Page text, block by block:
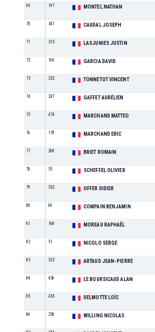
69 197 MONTEL NATHAN
70 341 CAUDAL JOSEPH
71 313 LASJUNIES JUSTIN
72 160 GARCIA DAVID
73 232 TONNETOT VINCENT
74 247 GAFFET AURÉLIEN
75 474 MARCHAND MATTEO
76 178 MARCHAND ERIC
77 268 BRIET ROMAIN
78 55 SCHEFFEL OLIVIER
79 532 OFFER DIDIER
80 60 COMPAIN BENJAMIN
81 168 MOREAU RAPHAËL
82 51 NICOLO SERGE
83 523 ARTAUD JEAN-PIERRE
84 436 LE BOURSICAUD ALAN
85 435 DELMOTTE LOÏC
86 258 WILLING NICOLAS